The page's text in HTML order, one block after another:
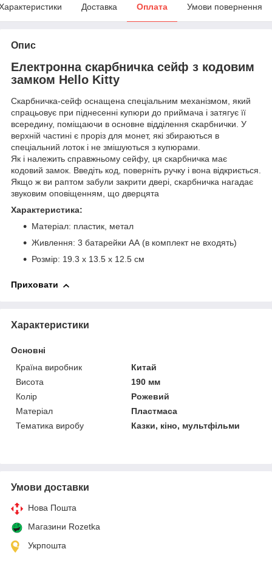
Доставка Оплата Умови повернення
Опис
Електронна скарбничка сейф з кодовим
замком Hello Kitty
Скарбничка-сейф оснащена спеціальним механізмом, який
спрацьовує при піднесенні купюри до приймача і затягує її
всередину, поміщаючи в основне відділення скарбнички. У
верхній частині є проріз для монет, які збираються в
спеціальний лоток і не змішуються з купюрами.
Як і належить справжньому сейфу, ця скарбничка має
кодовий замок. Введіть код, поверніть ручку і вона відкриється.
Якщо ж ви раптом забули закрити двері, скарбничка нагадає
звуковим оповіщенням, що дверцята
Характеристика:
Матеріал: пластик, метал
Живлення: 3 батарейки АА (в комплект не входять)
Розмір: 19.3 х 13.5 х 12.5 см
Приховати
Характеристики
Основні
Країна виробник
Китай
Висота
190 мм
Колір
Рожевий
Матеріал
Пластмаса
Тематика виробу
Казки, кіно, мультфільми
Умови доставки
Нова Пошта
Магазини Rozetka
Укрпошта